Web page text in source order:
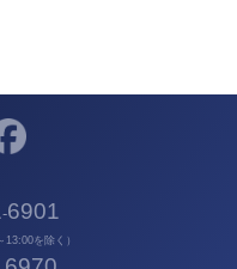
-6901
を除く）